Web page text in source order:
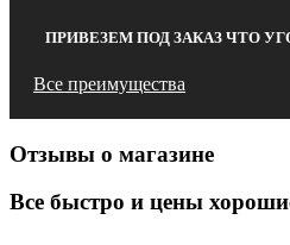
ПРИВЕЗЕМ ПОД ЗАКАЗ ЧТО
Все преимущества
Отзывы о магазине
Все быстро и цены